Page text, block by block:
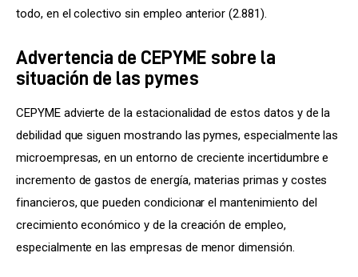
todo, en el colectivo sin empleo anterior (2.881).
Advertencia de CEPYME sobre la
situación de las pymes
CEPYME advierte de la estacionalidad de estos datos y de la
debilidad que siguen mostrando las pymes, especialmente las
microempresas, en un entorno de creciente incertidumbre e
incremento de gastos de energía, materias primas y costes
financieros, que pueden condicionar el mantenimiento del
crecimiento económico y de la creación de empleo,
especialmente en las empresas de menor dimensión.